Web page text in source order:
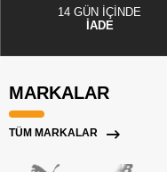
14 GÜN İÇİNDE
İADE
MARKALAR
TÜM MARKALAR